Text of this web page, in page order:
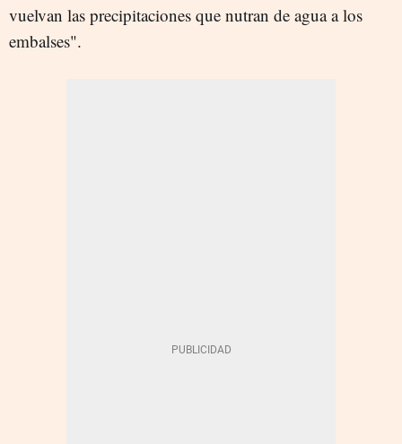
vuelvan las precipitaciones que nutran de agua a los
embalses".